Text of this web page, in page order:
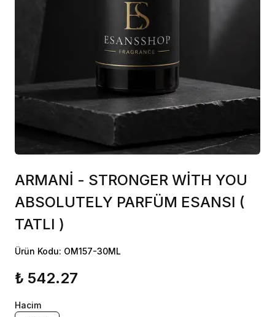
ARMANİ - STRONGER WİTH YOU
ABSOLUTELY PARFÜM ESANSI (
TATLI )
Ürün Kodu: OM157-30ML
₺ 542.27
Hacim